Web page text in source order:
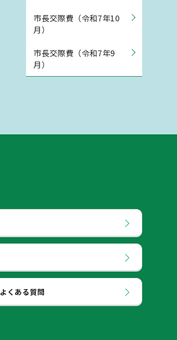
市長交際費（令和7年10
月）
市長交際費（令和7年9
月）
よくある質問